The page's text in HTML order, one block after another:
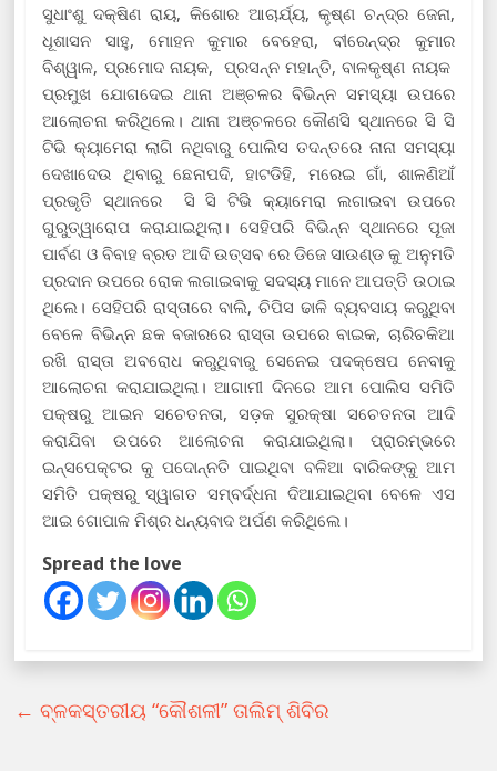
ସୁଧାଂଶୁ ଦକ୍ଷିଣ ରାୟ, କିଶୋର ଆଚାର୍ଯ୍ୟ, କୃଷ୍ଣ ଚନ୍ଦ୍ର ଜେନା,
ଧୂଶାସନ ସାହୁ, ମୋହନ କୁମାର ବେହେରା, ବୀରେନ୍ଦ୍ର କୁମାର
ବିଶ୍ୱାଳ, ପ୍ରମୋଦ ନାୟକ, ପ୍ରସନ୍ନ ମହାନ୍ତି, ବାଳକୃଷ୍ଣ ନାୟକ
ପ୍ରମୁଖ ଯୋଗଦେଇ ଥାନା ଅଞ୍ଚଳର ବିଭିନ୍ନ ସମସ୍ୟା ଉପରେ
ଆଲୋଚନା କରିଥିଲେ। ଥାନା ଅଞ୍ଚଳରେ କୌଣସି ସ୍ଥାନରେ ସି ସି
ଟିଭି କ୍ୟାମେରା ଲାଗି ନଥିବାରୁ ପୋଲିସ ତଦନ୍ତରେ ନାନା ସମସ୍ୟା
ଦେଖାଦେଉ ଥିବାରୁ ଛେନାପଦି, ହାଟଡିହି, ମରେଇ ଗାଁ, ଶାଳଣିଆଁ
ପ୍ରଭୃତି ସ୍ଥାନରେ ସି ସି ଟିଭି କ୍ୟାମେରା ଲଗାଇବା ଉପରେ
ଗୁରୁତ୍ୱାରୋପ କରାଯାଇଥିଲା। ସେହିପରି ବିଭିନ୍ନ ସ୍ଥାନରେ ପୂଜା
ପାର୍ବଣ ଓ ବିବାହ ବ୍ରତ ଆଦି ଉତ୍ସବ ରେ ଡିଜେ ସାଉଣ୍ଡ କୁ ଅନୁମତି
ପ୍ରଦାନ ଉପରେ ରୋକ ଲଗାଇବାକୁ ସଦସ୍ୟ ମାନେ ଆପତ୍ତି ଉଠାଇ
ଥିଲେ। ସେହିପରି ରାସ୍ତାରେ ବାଲି, ଚିପିସ ଢାଳି ବ୍ୟବସାୟ କରୁଥିବା
ବେଳେ ବିଭିନ୍ନ ଛକ ବଜାରରେ ରାସ୍ତା ଉପରେ ବାଇକ, ଚାରିଚକିଆ
ରଖି ରାସ୍ତା ଅବରୋଧ କରୁଥିବାରୁ ସେନେଇ ପଦକ୍ଷେପ ନେବାକୁ
ଆଲୋଚନା କରାଯାଇଥିଲା। ଆଗାମୀ ଦିନରେ ଆମ ପୋଲିସ ସମିତି
ପକ୍ଷରୁ ଆଇନ ସଚେତନତା, ସଡ଼କ ସୁରକ୍ଷା ସଚେତନତା ଆଦି
କରାଯିବା ଉପରେ ଆଲୋଚନା କରାଯାଇଥିଲା। ପ୍ରାରମ୍ଭରେ
ଇନ୍ସପେକ୍ଟର କୁ ପଦୋନ୍ନତି ପାଇଥିବା ବଳିଆ ବାରିକଙ୍କୁ ଆମ
ସମିତି ପକ୍ଷରୁ ସ୍ୱାଗତ ସମ୍ବର୍ଦ୍ଧନା ଦିଆଯାଇଥିବା ବେଳେ ଏସ
ଆଇ ଗୋପାଳ ମିଶ୍ର ଧନ୍ୟବାଦ ଅର୍ପଣ କରିଥିଲେ।
Spread the love
← ବ୍ଳକସ୍ତରୀୟ “କୌଶଳୀ” ତାଲିମ୍‍ ଶିବିର